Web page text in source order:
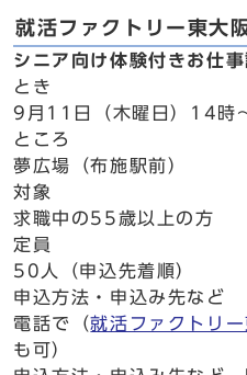
就活ファクトリー東大
シニア向け体験付きお仕
とき
9月11日（木曜日）14時
ところ
夢広場（布施駅前）
対象
求職中の55歳以上の方
定員
50人（申込先着順）
申込方法・申込み先など
電話で（就活ファクトリ
も可）